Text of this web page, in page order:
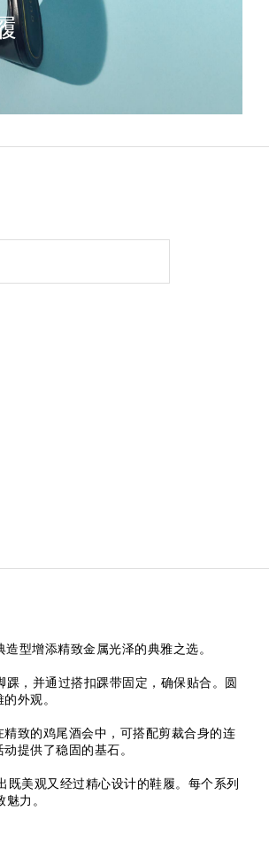
型增添精致金属光泽的典雅之选。
，并通过搭扣踝带固定，确保贴合。圆
外观。
致的鸡尾酒会中，可搭配剪裁合身的连
提供了稳固的基石。
美观又经过精心设计的鞋履。每个系列
力。